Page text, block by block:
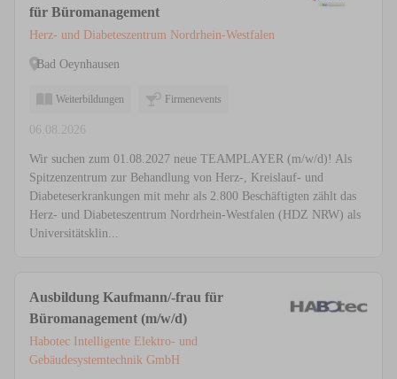
für Büromanagement
Herz- und Diabeteszentrum Nordrhein-Westfalen
Bad Oeynhausen
Weiterbildungen Firmenevents
06.08.2026
Wir suchen zum 01.08.2027 neue TEAMPLAYER (m/w/d)! Als
Spitzenzentrum zur Behandlung von Herz-, Kreislauf- und
Diabeteserkrankungen mit mehr als 2.800 Beschäftigten zählt das
Herz- und Diabeteszentrum Nordrhein-Westfalen (HDZ NRW) als
Universitätsklin...
Ausbildung Kaufmann/-frau für
Büromanagement (m/w/d)
Habotec Intelligente Elektro- und
Gebäudesystemtechnik GmbH